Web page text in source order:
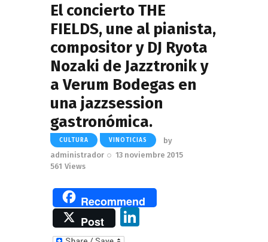
El concierto THE
FIELDS, une al pianista,
compositor y DJ Ryota
Nozaki de Jazztronik y
a Verum Bodegas en
una jazzsession
gastronómica.
CULTURA VINOTICIAS
by
administrador
13 noviembre 2015
561 Views
Recommend
Post